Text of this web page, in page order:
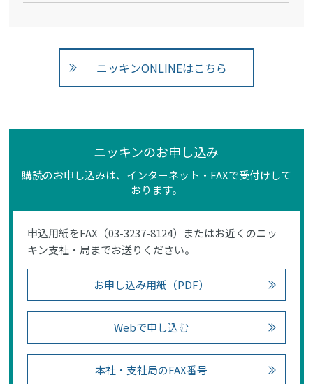
ニッキンONLINEはこちら
ニッキンのお申し込み
購読のお申し込みは、インターネット・FAXで受付けして
おります。
申込用紙をFAX（03-3237-8124）またはお近くのニッ
キン支社・局までお送りください。
お申し込み用紙（PDF）
Webで申し込む
本社・支社局のFAX番号